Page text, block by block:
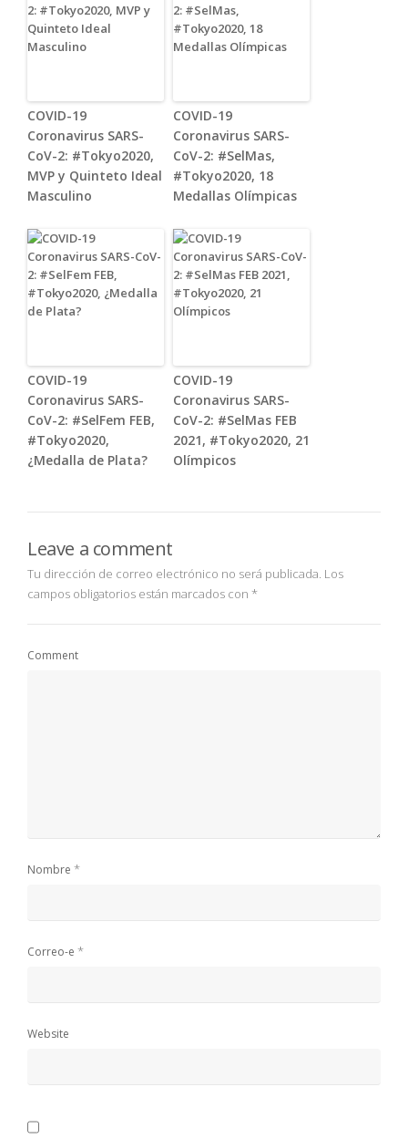
COVID-19
Coronavirus SARS-
CoV-2: #Tokyo2020,
MVP y Quinteto Ideal
Masculino
COVID-19
Coronavirus SARS-
CoV-2: #SelMas,
#Tokyo2020, 18
Medallas Olímpicas
COVID-19
Coronavirus SARS-
CoV-2: #SelFem FEB,
#Tokyo2020,
¿Medalla de Plata?
COVID-19
Coronavirus SARS-
CoV-2: #SelMas FEB
2021, #Tokyo2020, 21
Olímpicos
Leave a comment
Tu dirección de correo electrónico no será publicada. Los
campos obligatorios están marcados con *
Comment
Nombre *
Correo-e *
Website